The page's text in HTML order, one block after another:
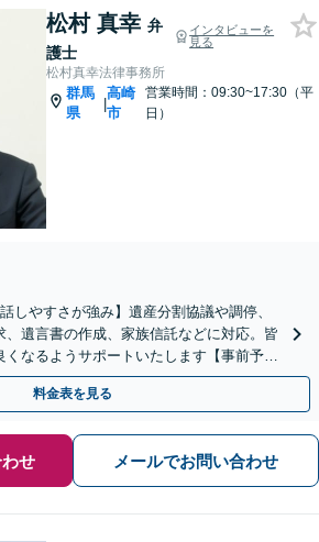
松村 真幸 弁
護士
インタビューを
見る
松村真幸法律事務所
群馬
県
|
高崎
市
営業時間：09:30~17:30（平
日）
しやすさが強み】遺産分割協議や調停、
遺言書の作成、家族信託などに対応。皆
くなるようサポートいたします【事前予約
面談可】【初回面談無料】
料金表を見る
せ メールでお問い合わせ